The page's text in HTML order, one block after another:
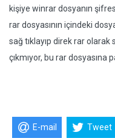
kişiye winrar dosyanın
rar dosyasının içindeki
sağ tıklayıp direk rar olarak
çıkmıyor, bu rar dosyasına
E-mail Tweet